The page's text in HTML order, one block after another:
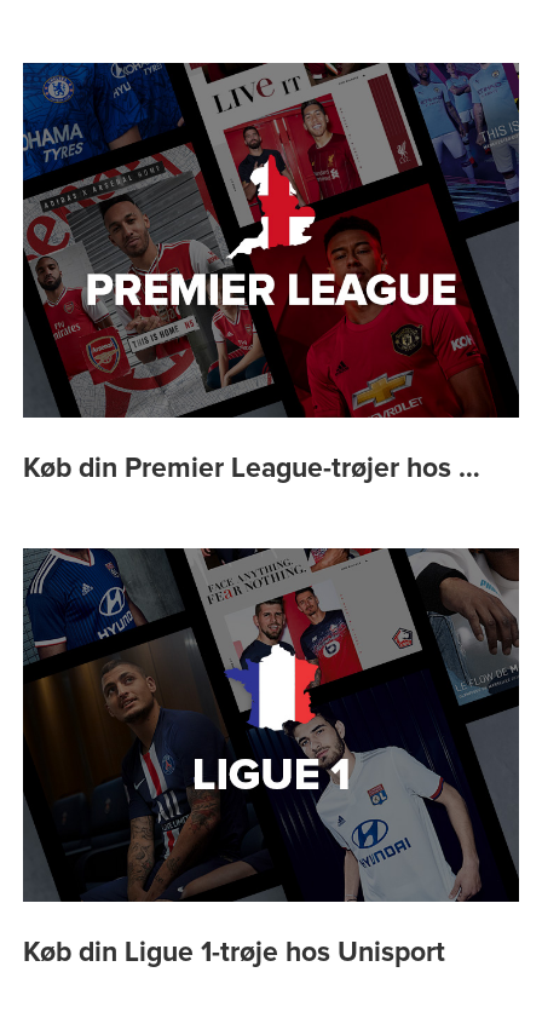
Køb din Premier League-trøjer hos …
Køb din Ligue 1-trøje hos Unisport